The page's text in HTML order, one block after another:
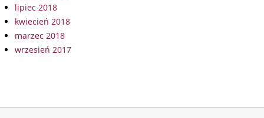
lipiec 2018
kwiecień 2018
marzec 2018
wrzesień 2017